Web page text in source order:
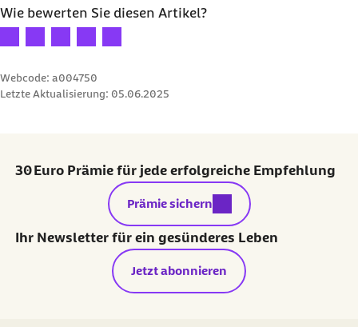
Wie bewerten Sie diesen Artikel?
Ihre Bewertung: 1 Stern
Ihre Bewertung: 2 Sterne
Ihre Bewertung: 3 Sterne
Ihre Bewertung: 4 Sterne
Ihre Bewertung: 5 Sterne
Webcode: a004750
Letzte Aktualisierung: 05.06.2025
30 Euro Prämie für jede erfolgreiche Empfehlung
externer Link:
Prämie sichern
Ihr Newsletter für ein gesünderes Leben
Jetzt abonnieren